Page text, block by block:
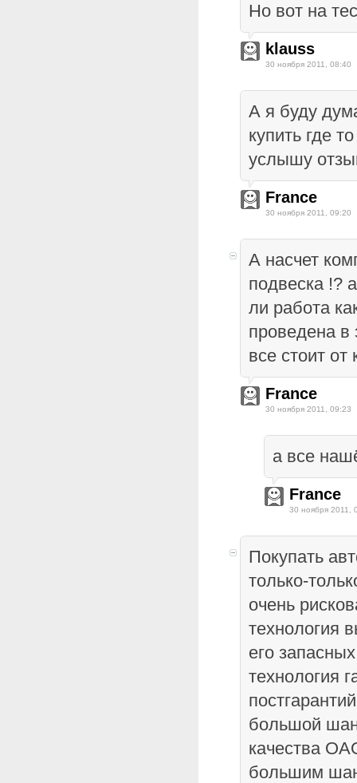
Но вот на
klauss
30 ноября 2011, 08:40
А я буду
купить где
услышу
France
30 ноября 2011, 09:20
А насчет
подвеска !?
ли работа
проведена в
все стоит от
France
30 ноября 2011, 09:23
а все
France
30 ноября 2011,
Покупать
только-
очень
технология
его
технология
большой
качества
большим